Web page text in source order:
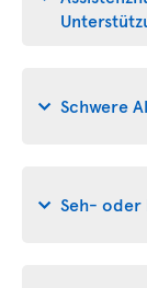
Schwere
Seh- oder